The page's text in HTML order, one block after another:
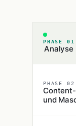
PHASE 01
Analyse
PHASE 02
und